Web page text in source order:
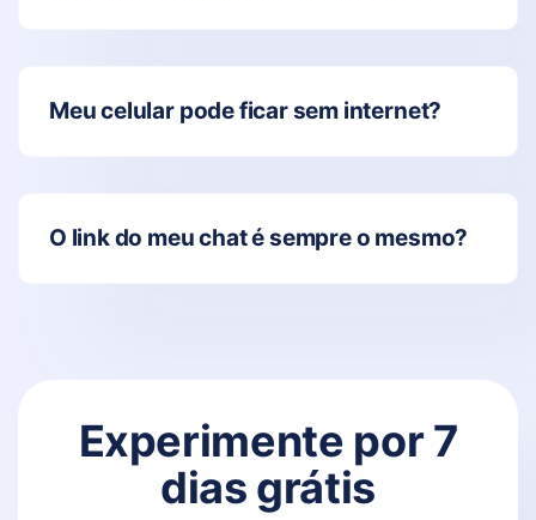
Meu celular pode ficar sem internet?
O link do meu chat é sempre o mesmo?
Experimente por 7
dias grátis